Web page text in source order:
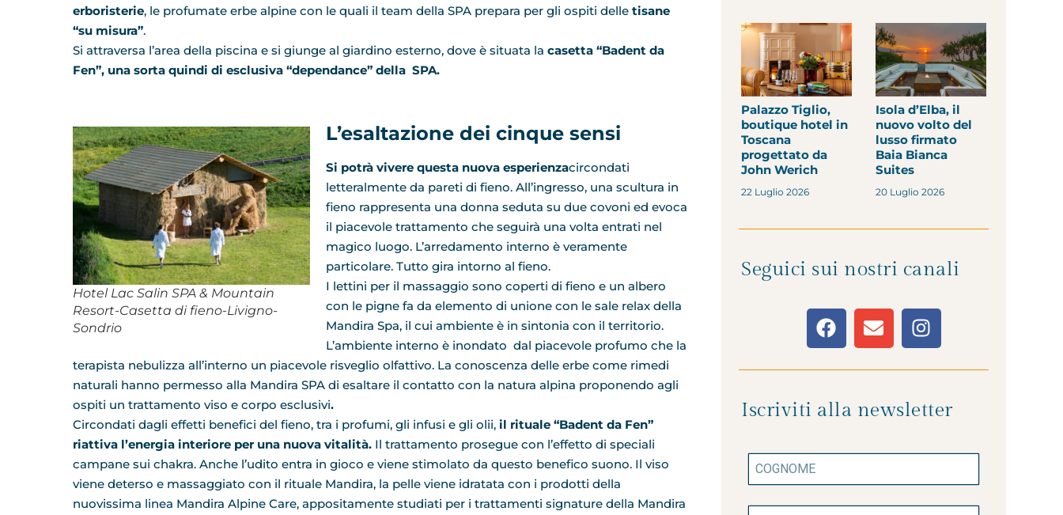
erboristerie, le profumate erbe alpine con le quali il team della SPA prepara per gli ospiti delle tisane
“su misura”.
Si attraversa l’area della piscina e si giunge al giardino esterno, dove è situata la casetta “Badent da
Fen”, una sorta quindi di esclusiva “dependance” della SPA.
Hotel Lac Salin SPA & Mountain
Resort-Casetta di fieno-Livigno-
Sondrio
L’esaltazione dei cinque sensi
Si potrà vivere questa nuova esperienzacircondati
letteralmente da pareti di fieno. All’ingresso, una scultura in
fieno rappresenta una donna seduta su due covoni ed evoca
il piacevole trattamento che seguirà una volta entrati nel
magico luogo. L’arredamento interno è veramente
particolare. Tutto gira intorno al fieno.
I lettini per il massaggio sono coperti di fieno e un albero
con le pigne fa da elemento di unione con le sale relax della
Mandira Spa, il cui ambiente è in sintonia con il territorio.
L’ambiente interno è inondato dal piacevole profumo che la
terapista nebulizza all’interno un piacevole risveglio olfattivo. La conoscenza delle erbe come rimedi
naturali hanno permesso alla Mandira SPA di esaltare il contatto con la natura alpina proponendo agli
ospiti un trattamento viso e corpo esclusivi.
Circondati dagli effetti benefici del fieno, tra i profumi, gli infusi e gli olii, il rituale “Badent da Fen”
riattiva l’energia interiore per una nuova vitalità. Il trattamento prosegue con l’effetto di speciali
campane sui chakra. Anche l’udito entra in gioco e viene stimolato da questo benefico suono. Il viso
viene deterso e massaggiato con il rituale Mandira, la pelle viene idratata con i prodotti della
nuovissima linea Mandira Alpine Care, appositamente studiati per i trattamenti signature della Mandira
Palazzo Tiglio,
boutique hotel in
Toscana
progettato da
John Werich
22 Luglio 2026
Isola d’Elba, il
nuovo volto del
lusso firmato
Baia Bianca
Suites
20 Luglio 2026
Seguici sui nostri canali
Iscriviti alla newsletter